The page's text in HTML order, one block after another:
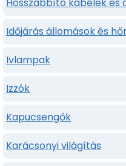
Időjárás állomások és
Ivlampak
Izzók
Kapucsengők
Karácsonyi világítás